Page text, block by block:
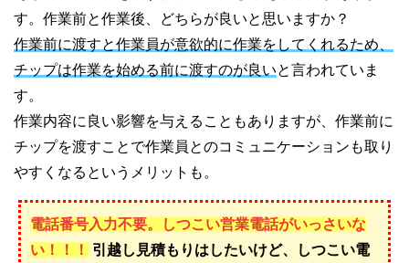
す。作業前と作業後、どちらが良いと思いますか？
作業前に渡すと作業員が意欲的に作業をしてくれるため、
チップは作業を始める前に渡すのが良いと言われていま
す。
作業内容に良い影響を与えることもありますが、作業前に
チップを渡すことで作業員とのコミュニケーションも取り
やすくなるというメリットも。
電話番号入力不要。しつこい営業電話がいっさいな
い！！！
引越し見積もりはしたいけど、しつこい電